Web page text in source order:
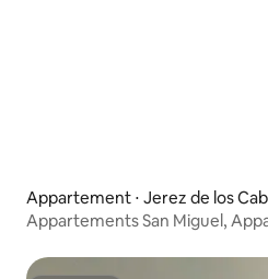
Appartement ⋅ Jerez de los
Appartements San Miguel,